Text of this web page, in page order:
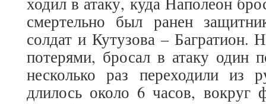
смертельно был ранен
солдат и Кутузова – Багратион.
потерями, бросал в атаку один
несколько раз переходили из
длилось около 6 часов, вокруг